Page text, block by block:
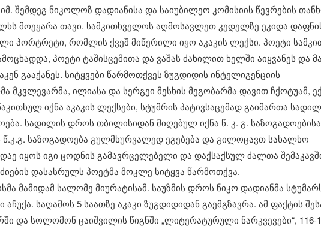
შემდეგ ნიკოლოზ დადიანისა და საიუბილეო კომისიის წევრების
მოეყარა თავი. სამკითხველოს აღმოსავლეთ კედელზე ეკიდა
პორტრეტი, რომლის ქვეშ მიწერილი იყო აკაკის ლექსი. პოეტი
პოეტი ტაშისცემითა და ვაშას ძახილით ხელში აიყვანეს და
გააქანეს. სიტყვები წარმოთქვეს ზუგდიდის ინტელიგენციის
მკვლევარმა, ილიასა და სერგეი მესხის მეგობარმა დავით ჩქოტუამ,
იქნა აკაკის ლექსები, სტუმრის პატივსაცემად გაიმართა
სადილის დროს თბილისიდან მიღებულ იქნა წ. კ. გ.
წ.კ.გ. საზოგადოება გულმხურვალედ ეგებება და გილოცავთ სახალხო
იყოს იგი ცოდნის გამავრცელებელი და დაქსაქსულ ძალთა
დასასრულს პოეტმა მოკლე სიტყვა წარმოთქვა.
მამიდამ სალომე მიურატისამ. საუზმის დროს ნიკო დადიანმა
საღამოს 5 საათზე აკაკი ზუგდიდიდან გაემგზავრა. ამ ფაქტის
და სოლომონ ცაიშვილის წიგნში „ლიტერატურული ნარკვევები“, 116-